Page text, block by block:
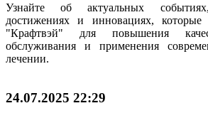
Узнайте об актуальных
достижениях и инновациях, которые
"Крафтвэй" для повышения
обслуживания и применения
лечении.
24.07.2025 22:29